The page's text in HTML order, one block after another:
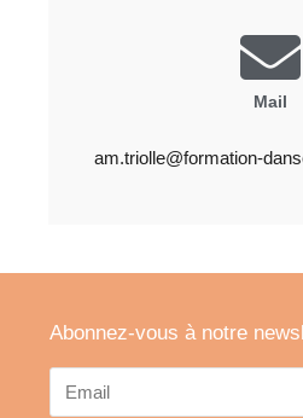
Mail
am.triolle@formation-
Abonnez-vous à notre